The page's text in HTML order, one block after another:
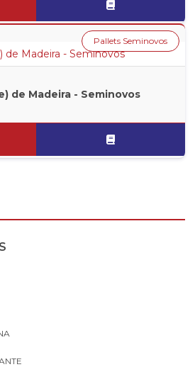
de Madeira - Seminovos
Pallets Seminovos